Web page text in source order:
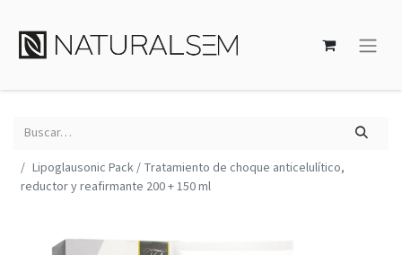
Lipoglausonic Pack / Tratamiento de choque anticelulítico,
reductor y reafirmante 200 + 150 ml